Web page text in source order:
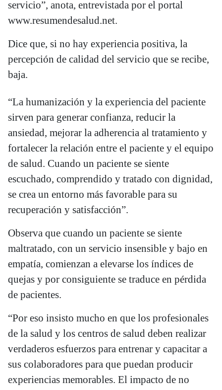
servicio”, anota, entrevistada por el portal
www.resumendesalud.net.
Dice que, si no hay experiencia positiva, la
percepción de calidad del servicio que se recibe,
baja.
“La humanización y la experiencia del paciente
sirven para generar confianza, reducir la
ansiedad, mejorar la adherencia al tratamiento y
fortalecer la relación entre el paciente y el equipo
de salud. Cuando un paciente se siente
escuchado, comprendido y tratado con dignidad,
se crea un entorno más favorable para su
recuperación y satisfacción”.
Observa que cuando un paciente se siente
maltratado, con un servicio insensible y bajo en
empatía, comienzan a elevarse los índices de
quejas y por consiguiente se traduce en pérdida
de pacientes.
“Por eso insisto mucho en que los profesionales
de la salud y los centros de salud deben realizar
verdaderos esfuerzos para entrenar y capacitar a
sus colaboradores para que puedan producir
experiencias memorables. El impacto de no